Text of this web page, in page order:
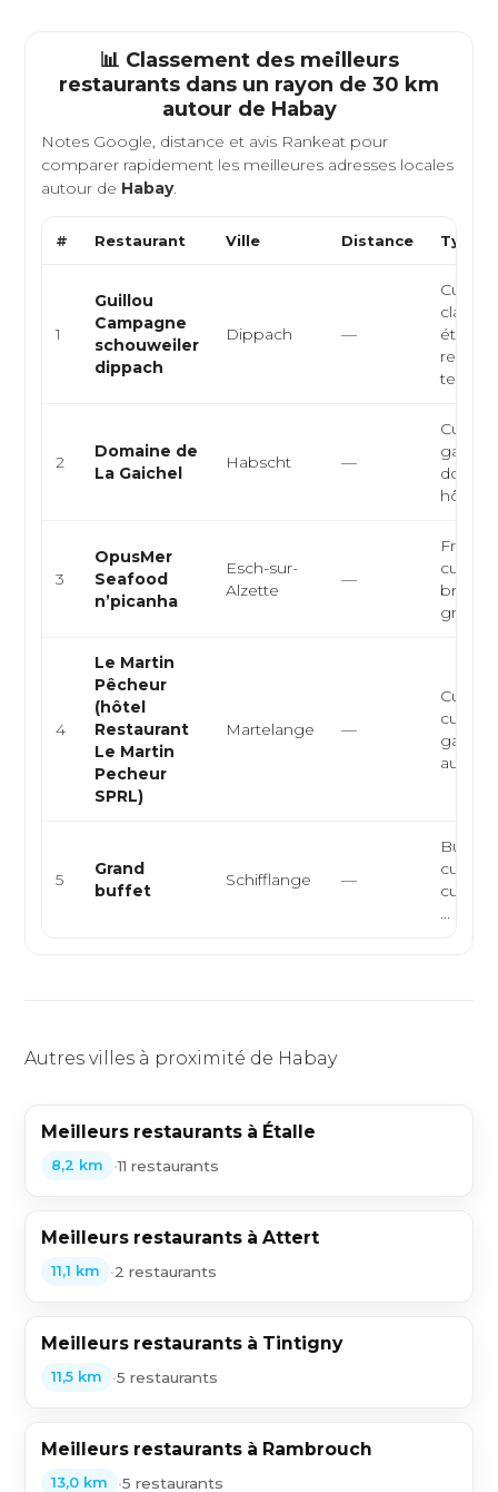
📊 Classement des meilleurs
restaurants dans un rayon de 30 km
autour de Habay
Notes Google, distance et avis Rankeat pour
comparer rapidement les meilleures adresses locales
autour de Habay.
# Restaurant Ville Distance Type
1
Guillou
Campagne
schouweiler
dippach
Dippach —
étoilée,
terr...
2
Domaine de
La Gaichel
Habscht —
3
OpusMer
Seafood
n’picanha
Esch-sur-
Alzette
—
Fruits
cuisine
4
Le Martin
Pêcheur
(hôtel
Restaurant
Le Martin
Pecheur
SPRL)
Martelange —
cuisine
5
Grand
buffet
Schifflange —
Buffet
cuisine
...
Autres villes à proximité de Habay
Meilleurs restaurants à Étalle
8,2 km •11 restaurants
Meilleurs restaurants à Attert
11,1 km •2 restaurants
Meilleurs restaurants à Tintigny
11,5 km •5 restaurants
Meilleurs restaurants à Rambrouch
13,0 km •5 restaurants